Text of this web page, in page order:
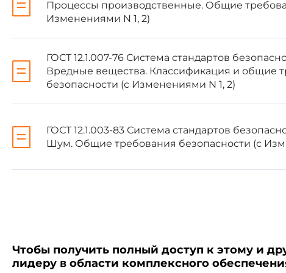
отклонения от оптимальных
1.3. Содержание вредных
ГОСТ 12.1.005-88
соответственно поГОСТ
Процессы производственные. Общие
Изменениями N 1, 2)
ГОСТ 12.1.007-76 Система стандартов
Вредные вещества. Классификация и общие
безопасности (с Изменениями N 1, 2)
ГОСТ 12.1.003-83 Система стандартов
Шум. Общие требования безопасности (с
Чтобы получить полный доступ к этому и
лидеру в области комплексного